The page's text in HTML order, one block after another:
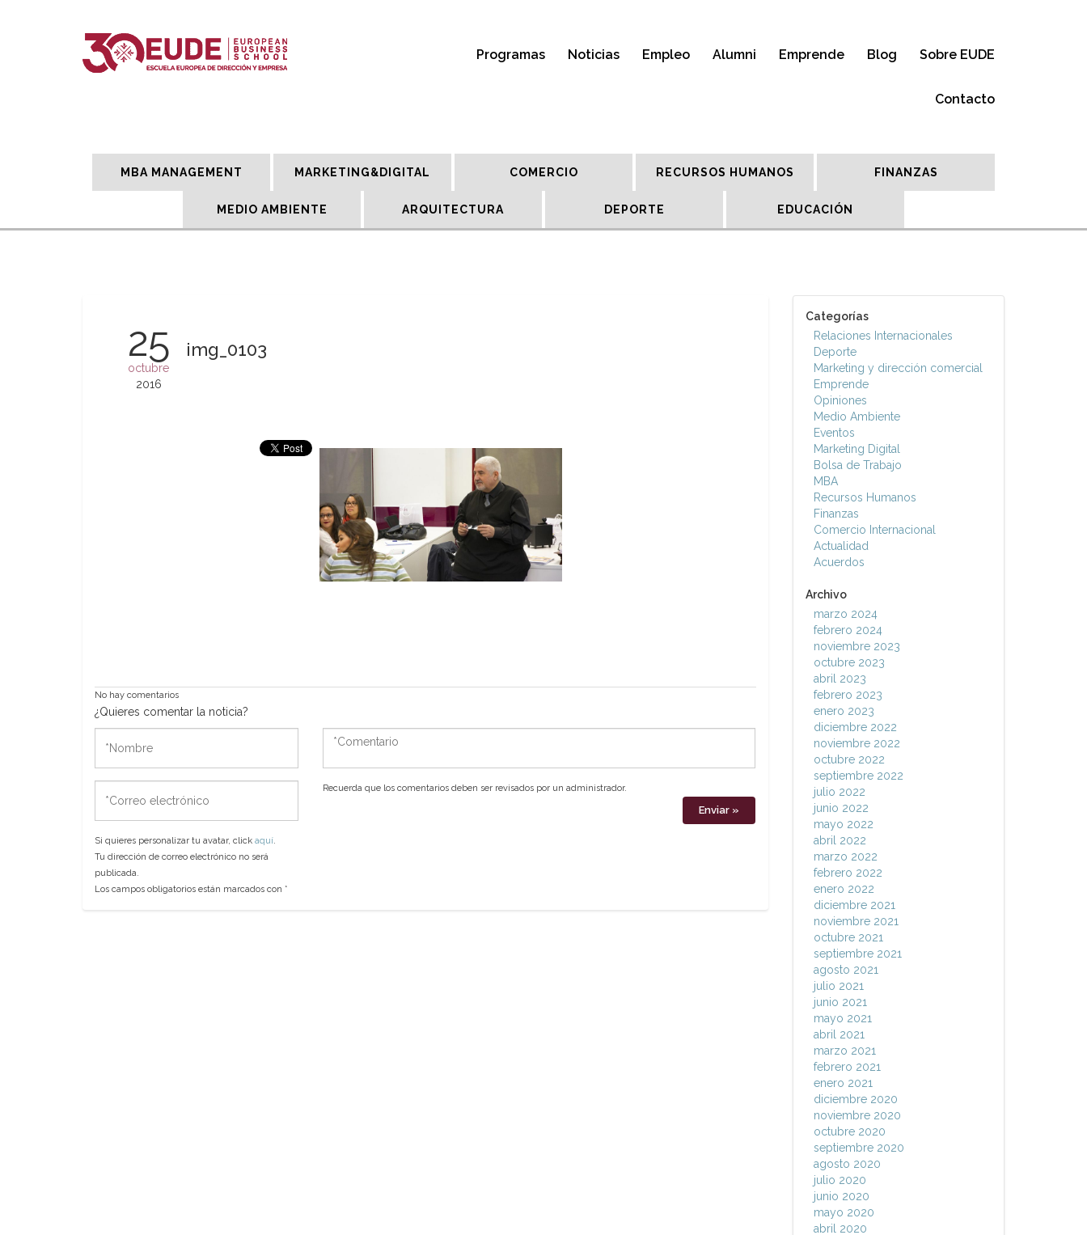
Programas Noticias Empleo Alumni Emprende Blog Sobre EUDE
Contacto
MBA MANAGEMENT MARKETING&DIGITAL COMERCIO RECURSOS HUMANOS FINANZAS
MEDIO AMBIENTE ARQUITECTURA DEPORTE EDUCACIÓN
25
octubre
2016
img_0103
No hay comentarios
¿Quieres comentar la noticia?
electrónico
Si quieres personalizar tu avatar, click aquí.
Tu dirección de correo electrónico no será
publicada.
Los campos obligatorios están marcados con *
*Comentario
Recuerda que los comentarios deben ser revisados por un administrador.
Categorías
Relaciones Internacionales
Deporte
Marketing y dirección comercial
Emprende
Opiniones
Medio Ambiente
Eventos
Marketing Digital
Bolsa de Trabajo
MBA
Recursos Humanos
Finanzas
Comercio Internacional
Actualidad
Acuerdos
Archivo
marzo 2024
febrero 2024
noviembre 2023
octubre 2023
abril 2023
febrero 2023
enero 2023
diciembre 2022
noviembre 2022
octubre 2022
septiembre 2022
julio 2022
junio 2022
mayo 2022
abril 2022
marzo 2022
febrero 2022
enero 2022
diciembre 2021
noviembre 2021
octubre 2021
septiembre 2021
agosto 2021
julio 2021
junio 2021
mayo 2021
abril 2021
marzo 2021
febrero 2021
enero 2021
diciembre 2020
noviembre 2020
octubre 2020
septiembre 2020
agosto 2020
julio 2020
junio 2020
mayo 2020
abril 2020